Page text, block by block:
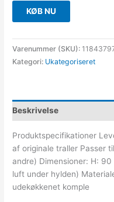
KØB NU
Varenummer (SKU):
Kategori: Ukategoriseret
Beskrivelse
Produktspecifikationer
af originale traller Passer
andre) Dimensioner: H:
luft under hylden)
udekøkkenet komple